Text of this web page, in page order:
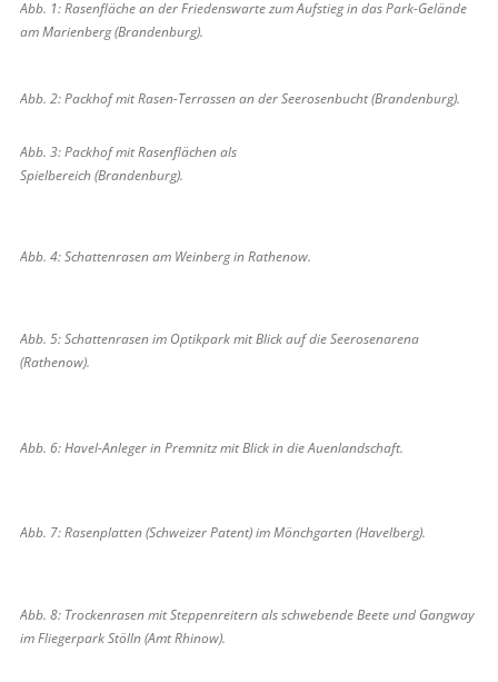
Abb. 1: Rasenfläche an der Friedenswarte zum Aufstieg in das Park-Gelände
am Marienberg (Brandenburg).
Abb. 2: Packhof mit Rasen-Terrassen an der Seerosenbucht (Brandenburg).
Abb. 3: Packhof mit Rasenflächen als
Spielbereich (Brandenburg).
Abb. 4: Schattenrasen am Weinberg in Rathenow.
Abb. 5: Schattenrasen im Optikpark mit Blick auf die Seerosenarena
(Rathenow).
Abb. 6: Havel-Anleger in Premnitz mit Blick in die Auenlandschaft.
Abb. 7: Rasenplatten (Schweizer Patent) im Mönchgarten (Havelberg).
Abb. 8: Trockenrasen mit Steppenreitern als schwebende Beete und Gangway
im Fliegerpark Stölln (Amt Rhinow).